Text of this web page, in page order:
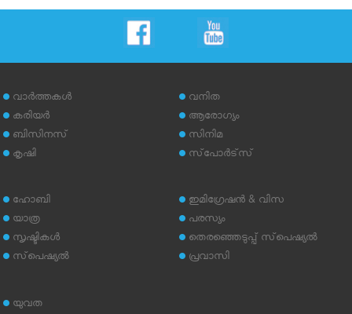
വാര്‍ത്തകള്‍
കരിയര്‍
ബിസിനസ്
കൃഷി
വനിത
ആരോഗ്യം
സിനിമ
സ്‌പോര്‍ട്‌സ്
ഹോബി
യാത്ര
സൃഷ്ടികള്‍
സ്‌പെഷ്യല്‍
ഇമിഗ്രേഷന്‍ & വിസ
പരസ്യം
തെരഞ്ഞെടുപ്പ് സ്‌പെഷ്യല്‍
പ്രവാസി
യുവത